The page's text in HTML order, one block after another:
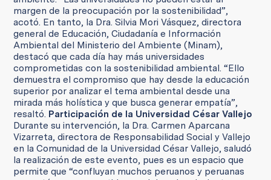
margen de la preocupación por la sostenibilidad”,
acotó. En tanto, la Dra. Silvia Mori Vásquez, directora
general de Educación, Ciudadanía e Información
Ambiental del Ministerio del Ambiente (Minam),
destacó que cada día hay más universidades
comprometidas con la sostenibilidad ambiental. “Ello
demuestra el compromiso que hay desde la educación
superior por analizar el tema ambiental desde una
mirada más holística y que busca generar empatía”,
resaltó. Participación de la Universidad César Vallejo
Durante su intervención, la Dra. Carmen Aparcana
Vizarreta, directora de Responsabilidad Social y Vallejo
en la Comunidad de la Universidad César Vallejo, saludó
la realización de este evento, pues es un espacio que
permite que “confluyan muchos peruanos y peruanas